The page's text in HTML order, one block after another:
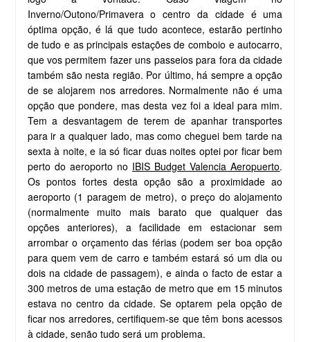
Inverno/Outono/Primavera o centro da cidade é uma
óptima opção, é lá que tudo acontece, estarão pertinho
de tudo e as principais estações de comboio e autocarro,
que vos permitem fazer uns passeios para fora da cidade
também são nesta região. Por último, há sempre a opção
de se alojarem nos arredores. Normalmente não é uma
opção que pondere, mas desta vez foi a ideal para mim.
Tem a desvantagem de terem de apanhar transportes
para ir a qualquer lado, mas como cheguei bem tarde na
sexta à noite, e ia só ficar duas noites optei por ficar bem
perto do aeroporto no IBIS Budget Valencia Aeropuerto.
Os pontos fortes desta opção são a proximidade ao
aeroporto (1 paragem de metro), o preço do alojamento
(normalmente muito mais barato que qualquer das
opções anteriores), a facilidade em estacionar sem
arrombar o orçamento das férias (podem ser boa opção
para quem vem de carro e também estará só um dia ou
dois na cidade de passagem), e ainda o facto de estar a
300 metros de uma estação de metro que em 15 minutos
estava no centro da cidade. Se optarem pela opção de
ficar nos arredores, certifiquem-se que têm bons acessos
à cidade, senão tudo será um problema.